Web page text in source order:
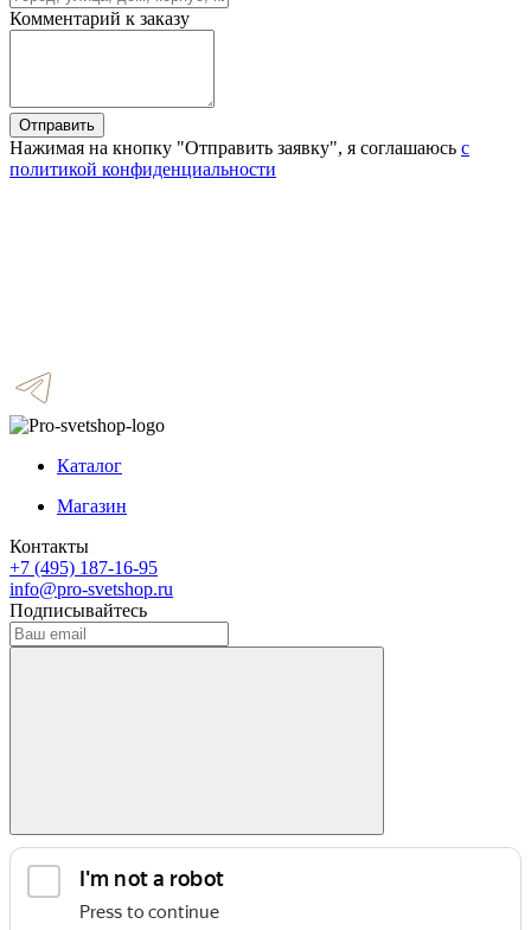
Комментарий к заказу
Отправить
Нажимая на кнопку "Отправить заявку", я соглашаюсь с
политикой конфиденциальности
Каталог
Магазин
Контакты
+7 (495) 187-16-95
info@pro-svetshop.ru
Подписывайтесь